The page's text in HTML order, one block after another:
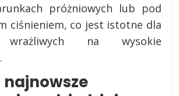
próżniowych lub pod
ciśnieniem, co jest istotne dla
wrażliwych na wysokie